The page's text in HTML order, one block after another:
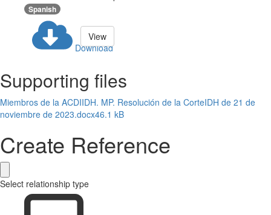
Spanish
Download
View
Supporting files
Miembros de la ACDIIDH. MP. Resolución de la CorteIDH de 21 de
noviembre de 2023.docx46.1 kB
Create Reference
Select relationship type